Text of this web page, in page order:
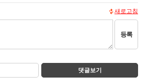
새로고침
등록
댓글보기